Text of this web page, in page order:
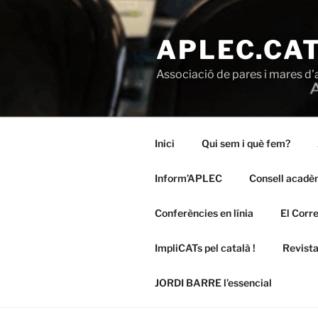
Associació de pares i mares
Inici Qui sem i què fem?
Inform’APLEC Consell
Conferències en línia El
ImpliCATs pel català !
JORDI BARRE l’essencial